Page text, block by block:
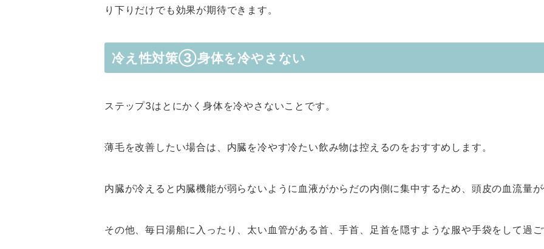
り下りだけでも効果が期待できます。
冷え性対策③身体を冷やさない
ステップ3はとにかく身体を冷やさないことです。
薄毛を改善したい場合は、内臓を冷やす冷たい飲み物は控えるのをおすすめします。
内臓が冷えると内臓機能が弱らないように血液がからだの内側に集中するため、頭皮の血流量
その他、毎日湯船に入ったり、太い血管がある首、手首、足首を隠すような服や手袋をして過